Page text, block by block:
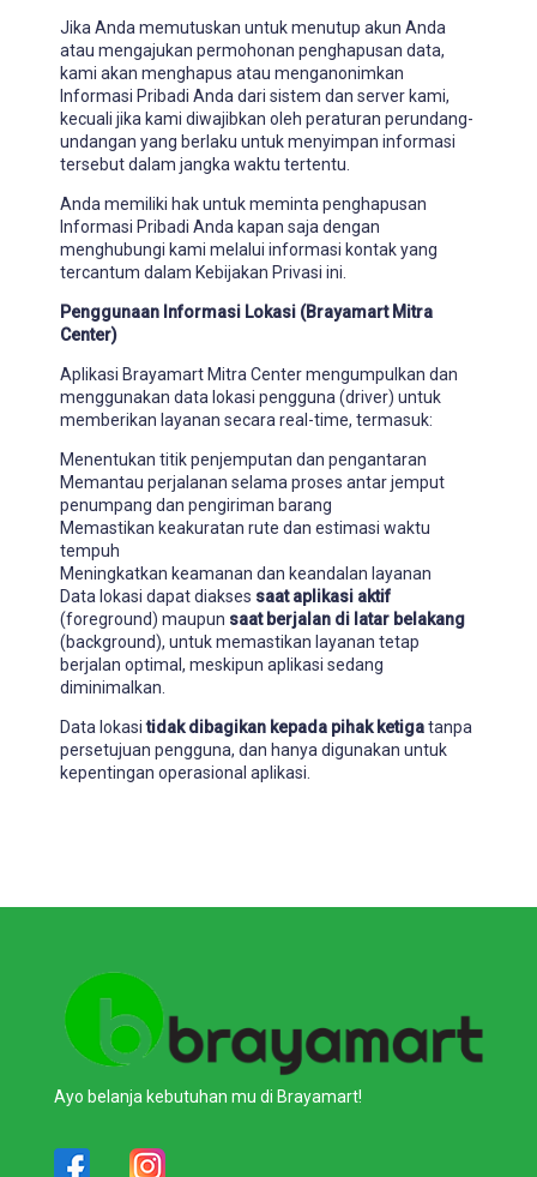
Jika Anda memutuskan untuk menutup akun Anda
atau mengajukan permohonan penghapusan data,
kami akan menghapus atau menganonimkan
Informasi Pribadi Anda dari sistem dan server kami,
kecuali jika kami diwajibkan oleh peraturan perundang-
undangan yang berlaku untuk menyimpan informasi
tersebut dalam jangka waktu tertentu.
Anda memiliki hak untuk meminta penghapusan
Informasi Pribadi Anda kapan saja dengan
menghubungi kami melalui informasi kontak yang
tercantum dalam Kebijakan Privasi ini.
Penggunaan Informasi Lokasi (Brayamart Mitra
Center)
Aplikasi Brayamart Mitra Center mengumpulkan dan
menggunakan data lokasi pengguna (driver) untuk
memberikan layanan secara real-time, termasuk:
Menentukan titik penjemputan dan pengantaran
Memantau perjalanan selama proses antar jemput
penumpang dan pengiriman barang
Memastikan keakuratan rute dan estimasi waktu
tempuh
Meningkatkan keamanan dan keandalan layanan
Data lokasi dapat diakses saat aplikasi aktif
(foreground) maupun saat berjalan di latar belakang
(background), untuk memastikan layanan tetap
berjalan optimal, meskipun aplikasi sedang
diminimalkan.
Data lokasitidak dibagikan kepada pihak ketigatanpa
persetujuan pengguna, dan hanya digunakan untuk
kepentingan operasional aplikasi.
Ayo belanja kebutuhan mu di Brayamart!